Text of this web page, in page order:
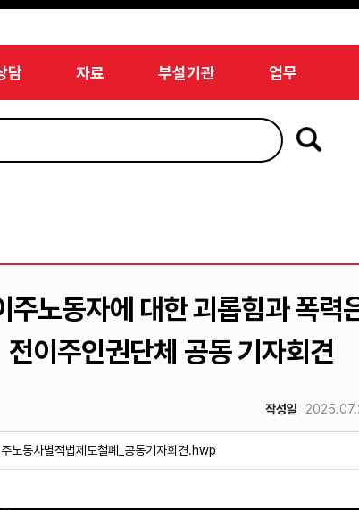
담 자료 부설기관 업무
노동자에 대한 괴롭힘과 폭력
전이주인권단체 공동 기자회견
작성일
노동차별적법제도철폐_공동기자회견.hwp